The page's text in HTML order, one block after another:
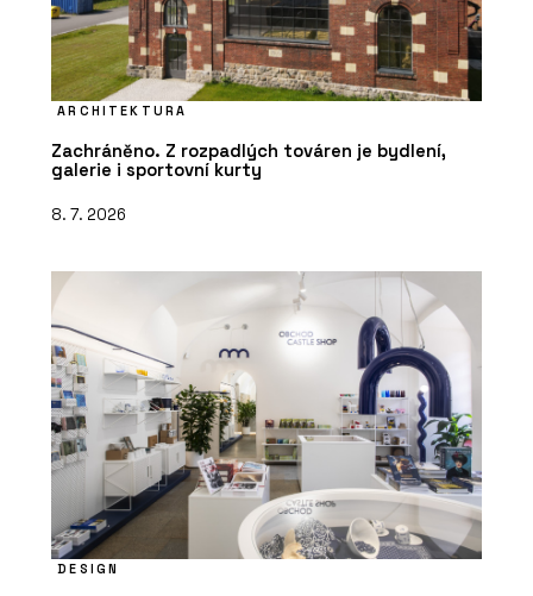
ARCHITEKTURA
Zachráněno. Z rozpadlých továren je bydlení,
galerie i sportovní kurty
8. 7. 2026
DESIGN